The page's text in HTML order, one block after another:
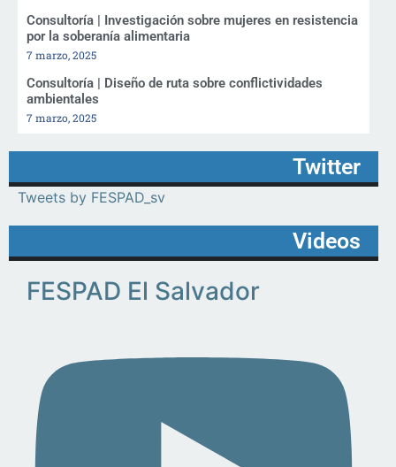
Consultoría | Investigación sobre mujeres en resistencia
por la soberanía alimentaria
7 marzo, 2025
Consultoría | Diseño de ruta sobre conflictividades
ambientales
7 marzo, 2025
Twitter
Tweets by FESPAD_sv
Videos
FESPAD El Salvador